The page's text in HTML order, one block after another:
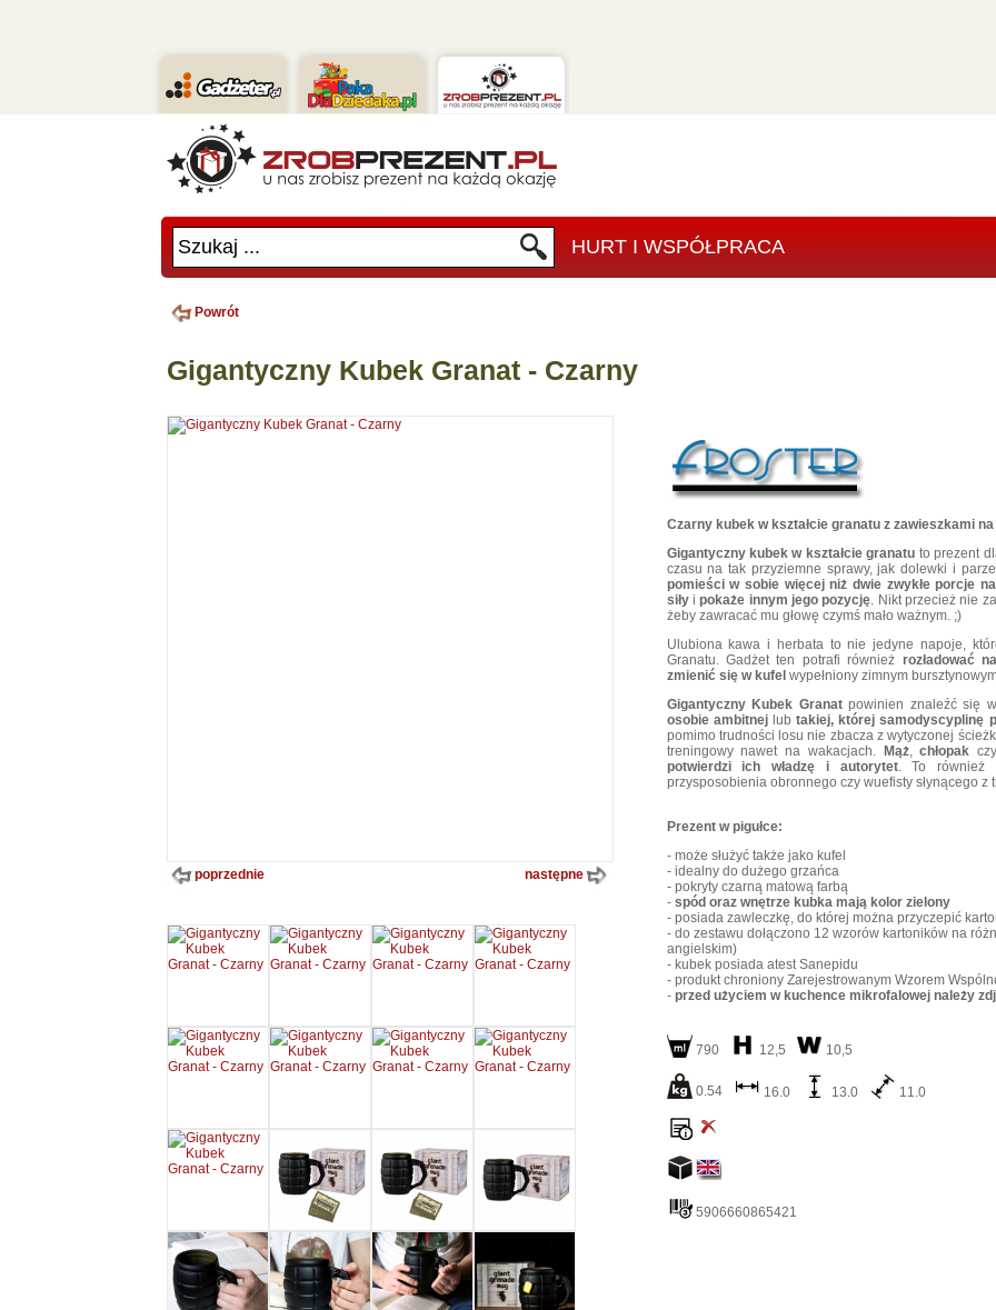
Szukaj ... HURT I WSPÓŁPRACA
Powrót
Gigantyczny Kubek Granat - Czarny
poprzednie następne
Czarny kubek w kształcie granatu z zawieszkami
Gigantyczny kubek w kształcie granatu to prezent
czasu na tak przyziemne sprawy, jak dolewki i
pomieści w sobie więcej niż dwie zwykłe porcje
siłyipokaże innym jego pozycję. Nikt przecież nie
żeby zawracać mu głowę czymś mało ważnym. ;)
Ulubiona kawa i herbata to nie jedyne napoje,
Granatu. Gadżet ten potrafi również rozładować
zmienić się w kufel wypełniony zimnym
Gigantyczny Kubek Granatpowinien znaleźć się
osobie ambitnejlubtakiej, której samodyscyplinę
pomimo trudności losu nie zbacza z wytyczonej
treningowy nawet na wakacjach.
Mąż,chłopak
potwierdzi ich władzę i autorytet. To również
przysposobienia obronnego czy wuefisty słynącego
Prezent w pigułce:
- może służyć także jako kufel
- idealny do dużego grzańca
- pokryty czarną matową farbą
-spód oraz wnętrze kubka mają kolor zielony
- posiada zawleczkę, do której można przyczepić
- do zestawu dołączono 12 wzorów kartoników na
angielskim)
- kubek posiada atest Sanepidu
- produkt chroniony Zarejestrowanym Wzorem
- przed użyciem w kuchence mikrofalowej należy
790 12,5 10,5
0.54 16.0 13.0 11.0
5906660865421